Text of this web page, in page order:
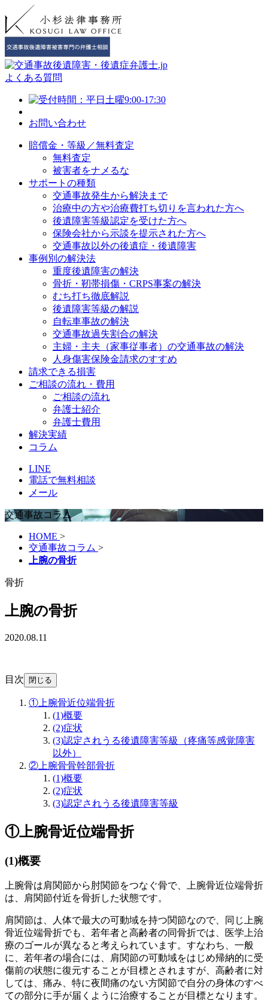
よくある質問
お問い合わせ
賠償金・等級／無料査定
無料査定
被害者をナメるな
サポートの種類
交通事故発生から解決まで
治療中の方や治療費打ち切りを言われた方へ
後遺障害等級認定を受けた方へ
保険会社から示談を提示された方へ
交通事故以外の後遺症・後遺障害
事例別の解決法
重度後遺障害の解決
骨折・靭帯損傷・CRPS事案の解決
むち打ち徹底解説
後遺障害等級の解説
自転車事故の解決
交通事故過失割合の解決
主婦・主夫（家事従事者）の交通事故の解決
人身傷害保険金請求のすすめ
請求できる損害
ご相談の流れ・費用
ご相談の流れ
弁護士紹介
弁護士費用
解決実績
コラム
LINE
電話で無料相談
メール
交通事故コラム
HOME >
交通事故コラム >
上腕の骨折
骨折
上腕の骨折
2020.08.11
目次 閉じる
①上腕骨近位端骨折
(1)概要
(2)症状
(3)認定されうる後遺障害等級（疼痛等感覚障害
以外）
②上腕骨骨幹部骨折
(1)概要
(2)症状
(3)認定されうる後遺障害等級
①上腕骨近位端骨折
(1)概要
上腕骨は肩関節から肘関節をつなぐ骨で、上腕骨近位端骨折
は、肩関節付近を骨折した状態です。
肩関節は、人体で最大の可動域を持つ関節なので、同じ上腕
骨近位端骨折でも、若年者と高齢者の同骨折では、医学上治
療のゴールが異なると考えられています。すなわち、一般
に、若年者の場合には、肩関節の可動域をはじめ帰納的に受
傷前の状態に復元することが目標とされますが、高齢者に対
しては、痛み、特に夜間痛のない方関節で自分の身体のすべ
ての部分に手が届くように治療することが目標となります。